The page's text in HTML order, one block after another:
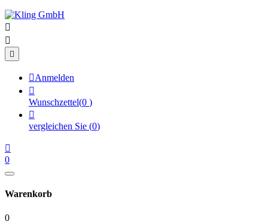



Anmelden

Wunschzettel(0 )

vergleichen Sie (0)

0
Warenkorb
0